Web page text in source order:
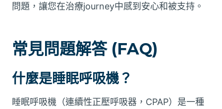
問題，讓您在治療journey中感到安心和被支持。
常見問題解答 (FAQ)
什麼是睡眠呼吸機？
睡眠呼吸機（連續性正壓呼吸器，CPAP）是一種